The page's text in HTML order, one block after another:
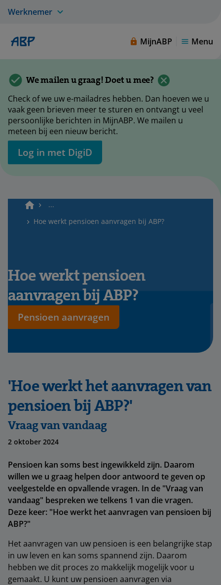
Werknemer
MijnABP Menu
We mailen u graag! Doet u mee?
Check of we uw e-mailadres hebben. Dan hoeven we u
vaak geen brieven meer te sturen en ontvangt u veel
persoonlijke berichten in MijnABP. We mailen u
meteen bij een nieuw bericht.
Log in met DigiD
...
Hoe werkt pensioen aanvragen bij ABP?
Hoe werkt pensioen
aanvragen bij ABP?
Pensioen aanvragen
'Hoe werkt het aanvragen van
pensioen bij ABP?'
Vraag van vandaag
2 oktober 2024
Pensioen kan soms best ingewikkeld zijn. Daarom
willen we u graag helpen door antwoord te geven op
veelgestelde en opvallende vragen. In de "Vraag van
vandaag" bespreken we telkens 1 van die vragen.
Deze keer: "Hoe werkt het aanvragen van pensioen bij
ABP?"
Het aanvragen van uw pensioen is een belangrijke stap
in uw leven en kan soms spannend zijn. Daarom
hebben we dit proces zo makkelijk mogelijk voor u
gemaakt. U kunt uw pensioen aanvragen via